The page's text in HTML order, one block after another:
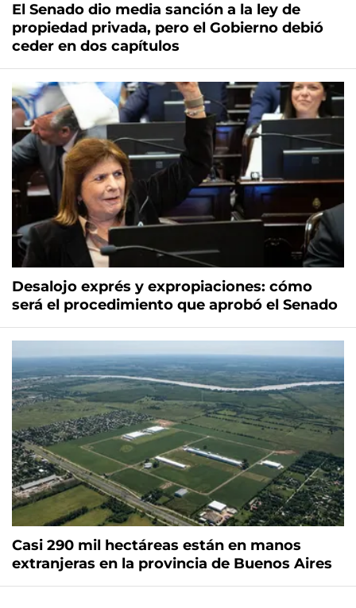
El Senado dio media sanción a la ley de
propiedad privada, pero el Gobierno debió
ceder en dos capítulos
Desalojo exprés y expropiaciones: cómo
será el procedimiento que aprobó el Senado
Casi 290 mil hectáreas están en manos
extranjeras en la provincia de Buenos Aires